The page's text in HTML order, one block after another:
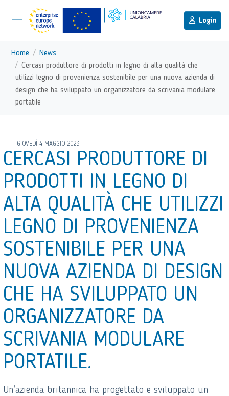
Vai ai contenuti
Login
torna al menu di scelta rapida
Menu di navigazione principale
Home
News
Cercasi produttore di prodotti in legno di alta qualità che
utilizzi legno di provenienza sostenibile per una nuova azienda di
design che ha sviluppato un organizzatore da scrivania modulare
portatile
GIOVEDÌ 4 MAGGIO 2023
CERCASI PRODUTTORE DI
PRODOTTI IN LEGNO DI
ALTA QUALITÀ CHE UTILIZZI
LEGNO DI PROVENIENZA
SOSTENIBILE PER UNA
NUOVA AZIENDA DI DESIGN
CHE HA SVILUPPATO UN
ORGANIZZATORE DA
SCRIVANIA MODULARE
PORTATILE.
Un'azienda britannica ha progettato e sviluppato un